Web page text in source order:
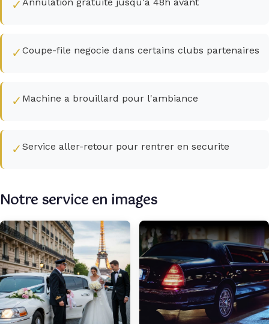
✓
✓ Coupe-file negocie dans certains clubs partenaires
✓ Machine a brouillard pour l'ambiance
✓ Service aller-retour pour rentrer en securite
Notre service en images